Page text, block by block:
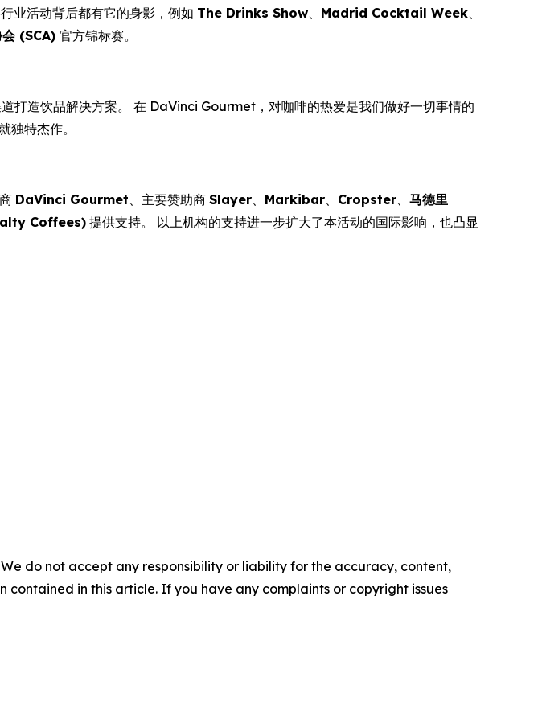
业活动背后都有它的身影，例如 The Drinks Show、 Madrid Cocktail Week、
(SCA) 官方锦标赛。
打造饮品解决方案。 在 DaVinci Gourmet，对咖啡的热爱是我们做好一切事情的
独特杰作。
DaVinci Gourmet、主要赞助商 Slayer、 Markibar、 Cropster、 马德里
Coffees) 提供支持。 以上机构的支持进一步扩大了本活动的国际影响，也凸显
do not accept any responsibility or liability for the accuracy, content,
in this article. If you have any complaints or copyright issues